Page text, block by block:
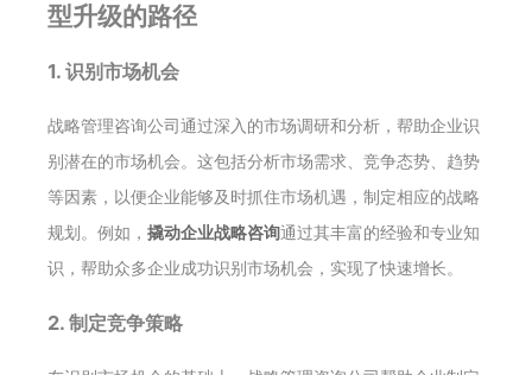
型升级的路径
1. 识别市场机会
战略管理咨询公司通过深入的市场调研和分析，帮助企业识
别潜在的市场机会。这包括分析市场需求、竞争态势、趋势
等因素，以便企业能够及时抓住市场机遇，制定相应的战略
规划。例如， 撬动企业战略咨询通过其丰富的经验和专业知
识，帮助众多企业成功识别市场机会，实现了快速增长。
2. 制定竞争策略